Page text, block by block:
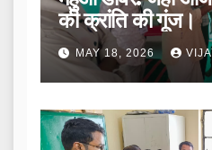
की क्रांति की गूंज।
MAY 18, 2026